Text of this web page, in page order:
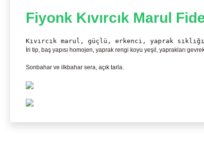
Fiyonk Kıvırcık Marul
Kıvırcık marul, güçlü, erkenci, yaprak
İri tip, baş yapısı homojen, yaprak rengi koyu yeşil, yaprakları
Sonbahar ve ilkbahar sera, açık tarla.